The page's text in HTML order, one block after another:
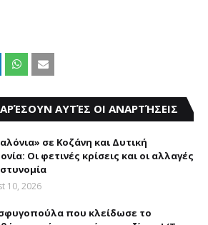
ΑΥΤΈΣ ΟΙ ΑΝΑΡΤΉΣΕΙΣ
σε Κοζάνη και Δυτική
Οι φετινές κρίσεις και οι αλλαγές
10, 2026
που κλείδωσε το